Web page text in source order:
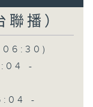
播）
-
-